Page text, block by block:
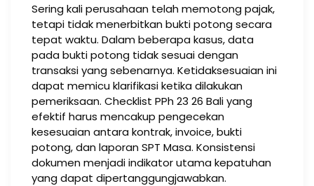
Sering kali perusahaan telah memotong pajak,
tetapi tidak menerbitkan bukti potong secara
tepat waktu. Dalam beberapa kasus, data
pada bukti potong tidak sesuai dengan
transaksi yang sebenarnya. Ketidaksesuaian ini
dapat memicu klarifikasi ketika dilakukan
pemeriksaan. Checklist PPh 23 26 Bali yang
efektif harus mencakup pengecekan
kesesuaian antara kontrak, invoice, bukti
potong, dan laporan SPT Masa. Konsistensi
dokumen menjadi indikator utama kepatuhan
yang dapat dipertanggungjawabkan.